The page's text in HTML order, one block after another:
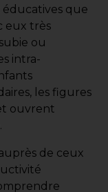
éducatives que
eux très
ou
intra-
les figures
ouvrent
de ceux